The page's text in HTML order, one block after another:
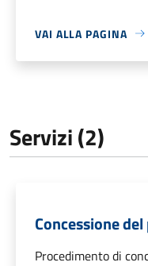
VAI ALLA PAGINA
Servizi (2)
Concessione
Procedimento di